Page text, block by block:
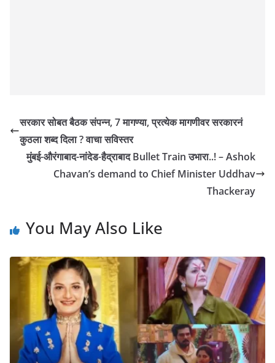
सरकार सोबत बैठक संपन्न, 7 मागण्या, प्रत्येक मागणीवर सरकारनं
कुठला शब्द दिला ? वाचा सविस्तर
मुंबई-औरंगाबाद-नांदेड-हैद्राबाद Bullet Train उभारा..! – Ashok
Chavan’s demand to Chief Minister Uddhav
Thackeray
You May Also Like